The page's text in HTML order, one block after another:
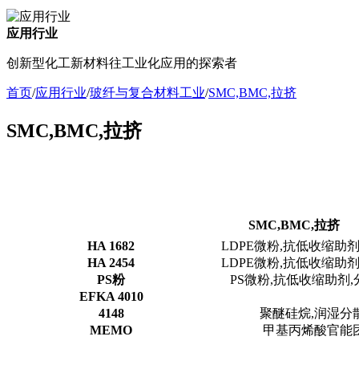
应用行业
创新型化工新材料往工业化应用的探索者
首页/应用行业/玻纤与复合材料工业/SMC,BMC,拉挤
SMC,BMC,拉挤
SMC,BMC,拉挤
HA 1682
LDPE微粉,抗低收缩助
HA 2454
LDPE微粉,抗低收缩助
PS粉
PS微粉,抗低收缩助剂,
EFKA 4010
4148
聚醚硅烷,润湿分
MEMO
甲基丙烯酸官能